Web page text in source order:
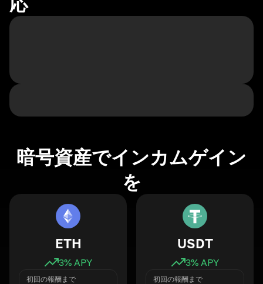
暗号資産でインカムゲイン
を
ETH
3% APY
初回の報酬まで
USDT
3% APY
初回の報酬まで